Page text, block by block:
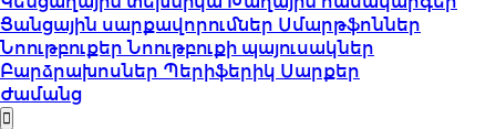
Ցանցային սարքավորումներ Սմարթֆոններ
ՆոութբուքերՆոութբուքի պայուսակներ
Բարձրախոսներ Պերիֆերիկ Սարքեր
Ժամանց